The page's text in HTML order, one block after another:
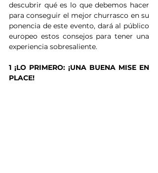
descubrir qué es lo que debemos hacer
para conseguir el mejor churrasco en su
ponencia de este evento, dará al público
europeo estos consejos para tener una
experiencia sobresaliente.
1 ¡LO PRIMERO: ¡UNA BUENA MISE EN
PLACE!